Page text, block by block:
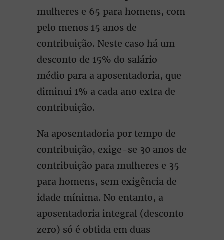
mulheres e 65 para homens, com
pelo menos 15 anos de
contribuição. Neste caso há um
desconto de 15% do salário
médio para a aposentadoria, que
diminui 1% a cada ano extra de
contribuição.
Na aposentadoria por tempo de
contribuição, exige-se 30 anos de
contribuição para mulheres e 35
para homens, sem exigência de
idade mínima. No entanto, a
aposentadoria integral (desconto
zero) só é obtida em duas